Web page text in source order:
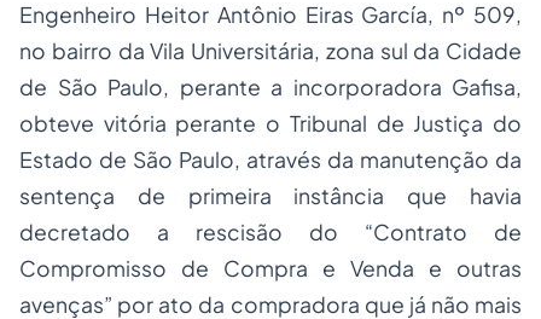
Engenheiro Heitor Antônio Eiras García, nº 509,
no bairro da Vila Universitária, zona sul da Cidade
de São Paulo, perante a incorporadora Gafisa,
obteve vitória perante o Tribunal de Justiça do
Estado de São Paulo, através da manutenção da
sentença de primeira instância que havia
decretado a rescisão do “Contrato de
Compromisso de Compra e Venda e outras
avenças” por ato da compradora que já não mais